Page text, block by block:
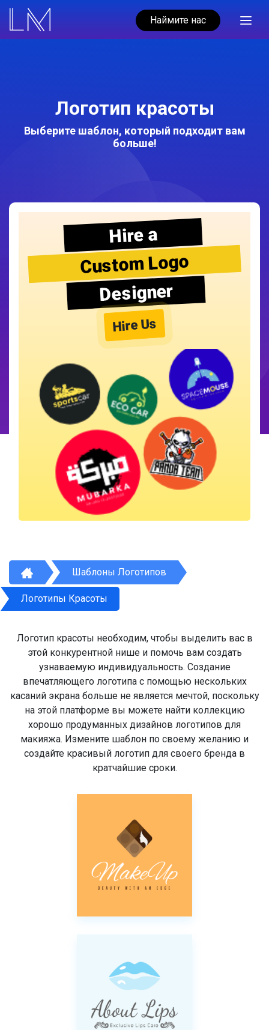
Наймите нас
Логотип красоты
Выберите шаблон, который подходит вам
больше!
Hire a
Custom Logo
Designer
Hire Us
Шаблоны Логотипов
Логотипы Красоты
Логотип красоты необходим, чтобы выделить вас в
этой конкурентной нише и помочь вам создать
узнаваемую индивидуальность. Создание
впечатляющего логотипа с помощью нескольких
касаний экрана больше не является мечтой, поскольку
на этой платформе вы можете найти коллекцию
хорошо продуманных дизайнов логотипов для
макияжа. Измените шаблон по своему желанию и
создайте красивый логотип для своего бренда в
кратчайшие сроки.